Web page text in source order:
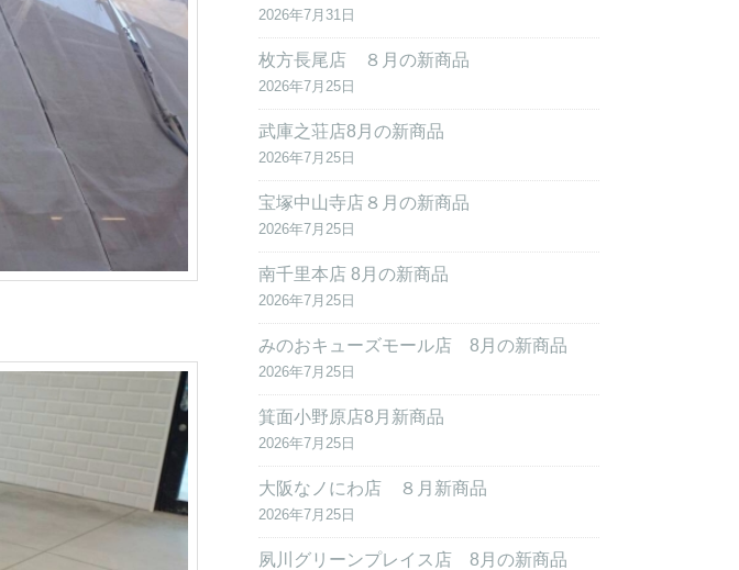
2026年7月31日
枚方長尾店 ８月の新商品
2026年7月25日
武庫之荘店8月の新商品
2026年7月25日
宝塚中山寺店８月の新商品
2026年7月25日
南千里本店 8月の新商品
2026年7月25日
みのおキューズモール店 8月の新商品
2026年7月25日
箕面小野原店8月新商品
2026年7月25日
大阪なノにわ店 ８月新商品
2026年7月25日
夙川グリーンプレイス店 8月の新商品